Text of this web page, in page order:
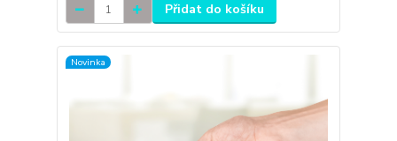
Přidat do košíku
Novinka